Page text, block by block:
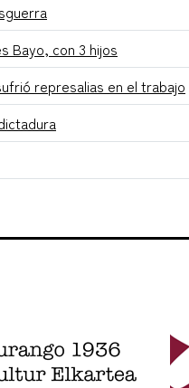
Bayo, con 3 hijos
represalias en el trabajo